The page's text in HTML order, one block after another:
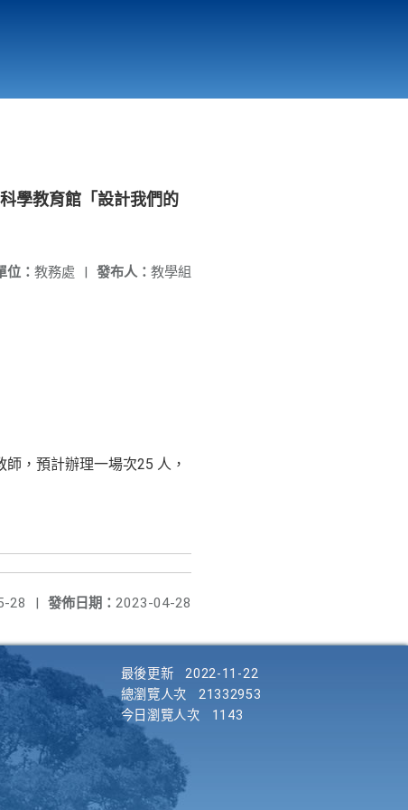
學教育館「設計我們的
發布人： 教學組
位： 教務處 |
，預計辦理一場次25 人，
發佈日期： 2023-04-28
28 |
最後更新
2022-11-22
總瀏覽人次
21332953
今日瀏覽人次
1143